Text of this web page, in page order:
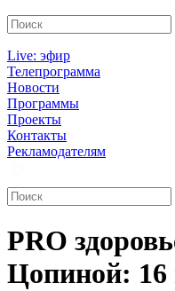
Live: эфир
Телепрограмма
Новости
Программы
Проекты
Контакты
Рекламодателям
PRO
Цопиной: 16